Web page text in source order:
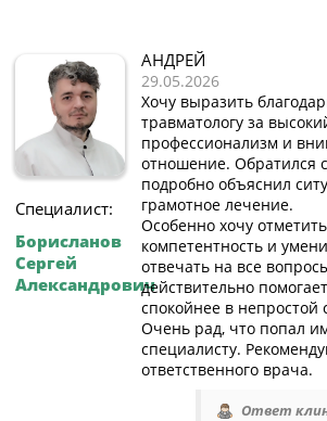
Специалист:
Борисланов
Сергей
Александрович
АНДРЕЙ
29.05.2026
Хочу выразить
травматологу за
профессионализм и
отношение. Обратился
подробно объяснил
грамотное лечение.
Особенно хочу
компетентность и
отвечать на все
действительно
спокойнее в непростой
Очень рад, что попал
специалисту.
ответственного врача.
Ответ